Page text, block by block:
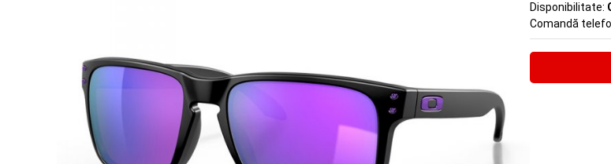
Disponibilitate:
Comandă